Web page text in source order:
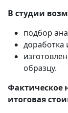
В студии
подбор
доработка
образцу.
Фактическое
итоговая